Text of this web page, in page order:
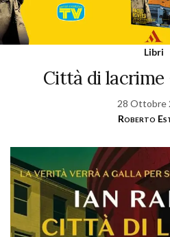
Libri
Città di lacrime
28 Ottobre
Roberto